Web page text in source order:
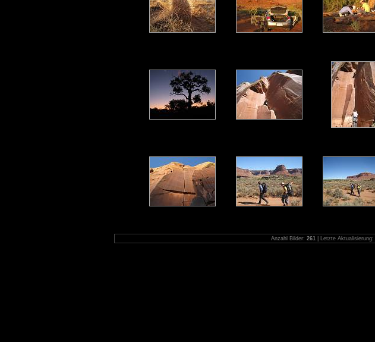
Anzahl Bilder: 261| Letzte Aktualisierung: